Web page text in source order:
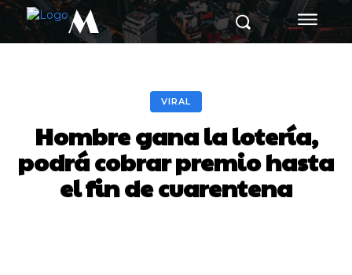
M
VIRAL
Hombre gana la lotería,
podrá cobrar premio hasta
el fin de cuarentena